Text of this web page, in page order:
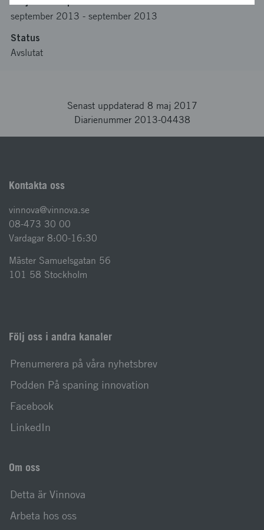
september 2013 - september 2013
Status
Avslutat
Senast uppdaterad 8 maj 2017
Diarienummer 2013-04438
Kontakta oss
vinnova@vinnova.se
08-473 30 00
Vardagar 8:00-16:30
Mäster Samuelsgatan 56
101 58 Stockholm
Följ oss i andra kanaler
Prenumerera på våra nyhetsbrev
Podden På spaning innovation
Facebook
LinkedIn
Om oss
Detta är Vinnova
Arbeta hos oss